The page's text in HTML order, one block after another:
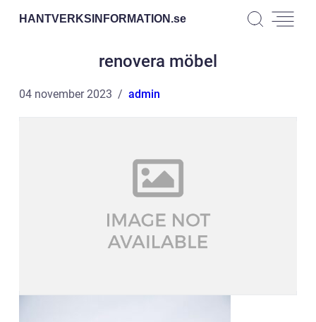
HANTVERKSINFORMATION.se
renovera möbel
04 november 2023 admin